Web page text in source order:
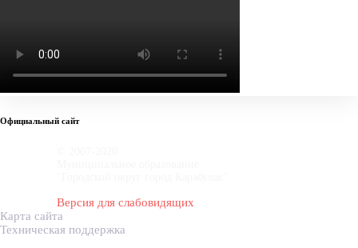
Официальный сайт
Версия для слабовидящих
Карта сайта
Техническая поддержка